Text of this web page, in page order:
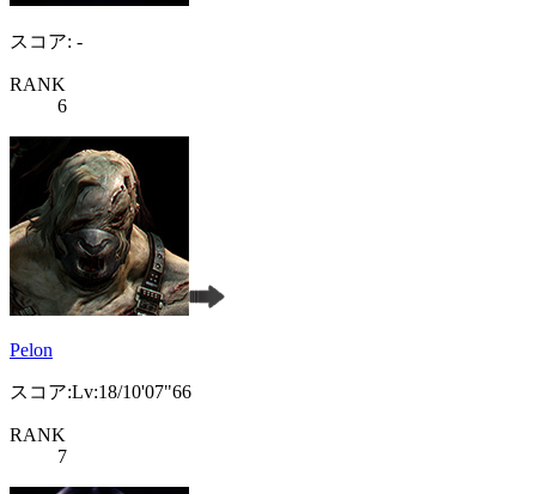
スコア: -
RANK
6
Pelon
スコア:Lv:18/10'07"66
RANK
7